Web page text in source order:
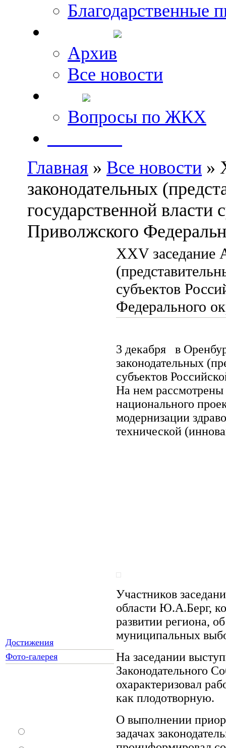
Благодарственные
Архив
Все новости
Вопросы по ЖКХ
Главная » Все новости »
законодательных
государственной власти
Приволжского
Достижения
Фото-галерея
XXV заседание
субъектов
Федерального
3 декабря в
законодательных
субъектов
На нем рассмотрены
национального
модернизации
технической
Участников
области Ю.А.Берг,
развитии региона,
муниципальных
На заседании
Законодательного
охарактеризовал
как плодотворную.
О выполнении
задачах